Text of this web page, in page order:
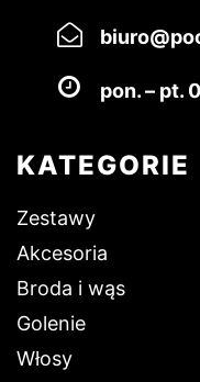
pon. – pt.
KATEGORIE
Zestawy
Akcesoria
Broda i wąs
Golenie
Włosy